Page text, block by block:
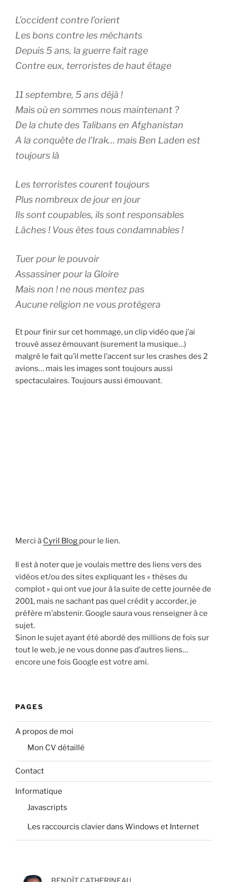
L’occident contre l’orient
Les bons contre les méchants
Depuis 5 ans, la guerre fait rage
Contre eux, terroristes de haut étage
11 septembre, 5 ans déjà !
Mais où en sommes nous maintenant ?
De la chute des Talibans en Afghanistan
A la conquête de l’Irak… mais Ben Laden est
toujours là
Les terroristes courent toujours
Plus nombreux de jour en jour
Ils sont coupables, ils sont responsables
Lâches ! Vous êtes tous condamnables !
Tuer pour le pouvoir
Assassiner pour la Gloire
Mais non ! ne nous mentez pas
Aucune religion ne vous protègera
Et pour finir sur cet hommage, un clip vidéo que j’ai
trouvé assez émouvant (surement la musique…)
malgré le fait qu’il mette l’accent sur les crashes des 2
avions… mais les images sont toujours aussi
spectaculaires. Toujours aussi émouvant.
Merci à Cyril Blog pour le lien.
Il est à noter que je voulais mettre des liens vers des
vidéos et/ou des sites expliquant les « thèses du
complot » qui ont vue jour à la suite de cette journée de
2001, mais ne sachant pas quel crédit y accorder, je
préfère m’abstenir. Google saura vous renseigner à ce
sujet.
Sinon le sujet ayant été abordé des millions de fois sur
tout le web, je ne vous donne pas d’autres liens…
encore une fois Google est votre ami.
PAGES
A propos de moi
Mon CV détaillé
Contact
Informatique
Javascripts
Les raccourcis clavier dans Windows et Internet